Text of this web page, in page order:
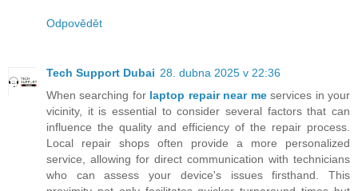
Odpovědět
Tech Support Dubai 28. dubna 2025 v 22:36
When searching for laptop repair near meservices in your
vicinity, it is essential to consider several factors that can
influence the quality and efficiency of the repair process.
Local repair shops often provide a more personalized
service, allowing for direct communication with technicians
who can assess your device's issues firsthand. This